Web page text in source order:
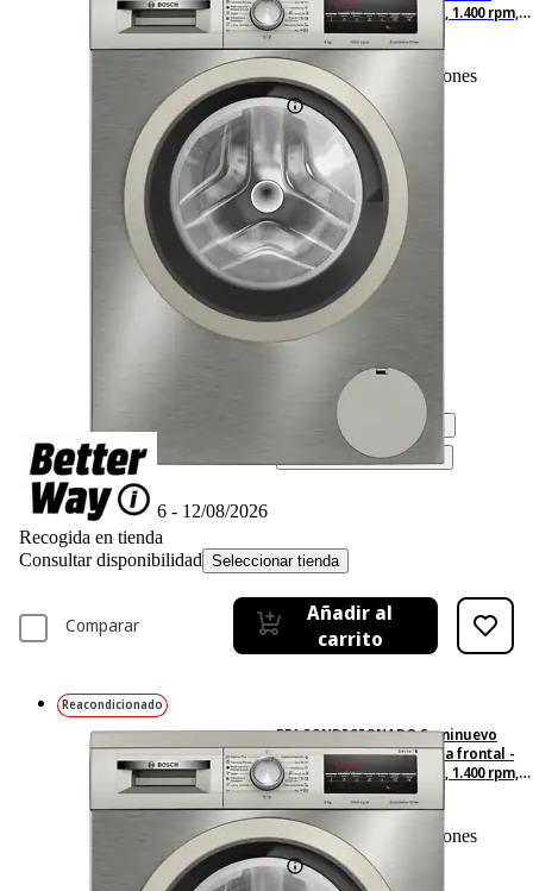
Ficha técnica
Bosch WUU28T8XES, 8 kg, 1.400 rpm,
15 programas, Inox
2Basado en 2 valoraciones
545,00€
408,75 €
IVA incl., envío no incl.
Simula tu financiación*
Disponible online
Entrega 11/08/2026 - 12/08/2026
Recogida en tienda
Consultar disponibilidad Seleccionar tienda
Comparar
Añadir al
carrito
Reacondicionado
REACONDICIONADO Seminuevo
Excelente Lavadora carga frontal -
Bosch WUU28T8XES, 8 kg, 1.400 rpm,
15 programas, Inox
0Basado en 0 valoraciones